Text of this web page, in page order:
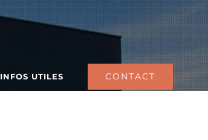
INFOS UTILES CONTACT